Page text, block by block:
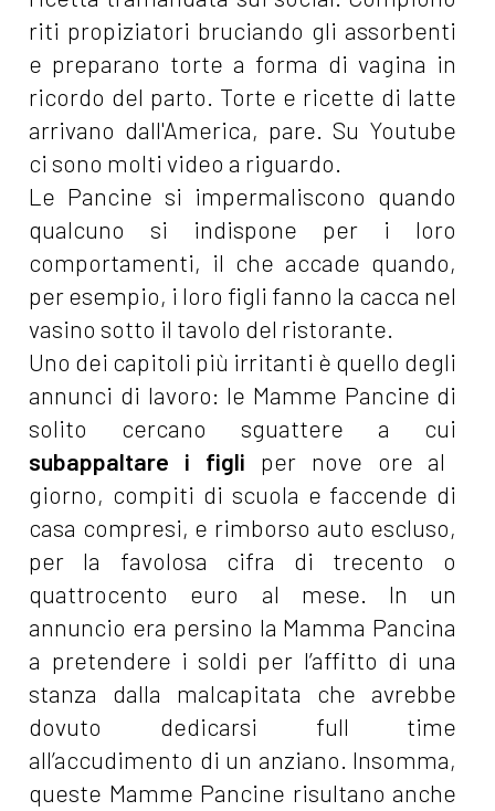
riti propiziatori bruciando gli assorbenti
e preparano torte a forma di vagina in
ricordo del parto. Torte e ricette di latte
arrivano dall'America, pare. Su Youtube
ci sono molti video a riguardo.
Le Pancine si impermaliscono quando
qualcuno si indispone per i loro
comportamenti, il che accade quando,
per esempio, i loro figli fanno la cacca nel
vasino sotto il tavolo del ristorante.
Uno dei capitoli più irritanti è quello degli
annunci di lavoro: le Mamme Pancine di
solito cercano sguattere a cui
subappaltare i figli per nove ore al
giorno, compiti di scuola e faccende di
casa compresi, e rimborso auto escluso,
per la favolosa cifra di trecento o
quattrocento euro al mese. In un
annuncio era persino la Mamma Pancina
a pretendere i soldi per l’affitto di una
stanza dalla malcapitata che avrebbe
dovuto dedicarsi full time
all’accudimento di un anziano. Insomma,
queste Mamme Pancine risultano anche